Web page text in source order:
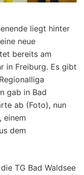
liegt hinter
neue
bereits am
in Freiburg. Es gibt
gab in Bad
ab (Foto), nun
einem
dem
TG Bad Waldsee